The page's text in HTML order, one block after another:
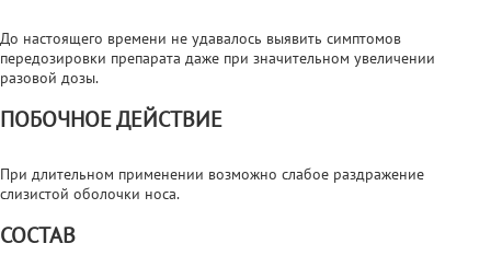
До настоящего времени не удавалось выявить симптомов
передозировки препарата даже при значительном увеличении
разовой дозы.
ПОБОЧНОЕ ДЕЙСТВИЕ
При длительном применении возможно слабое раздражение
слизистой оболочки носа.
СОСТАВ